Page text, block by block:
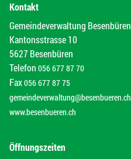
Kontakt
Gemeindeverwaltung Besenbüren
Kantonsstrasse 10
5627 Besenbüren
Telefon 056 677 87 70
Fax056 677 87 75
gemeindeverwaltung@besenbueren.ch
www.besenbueren.ch
Öffnungszeiten